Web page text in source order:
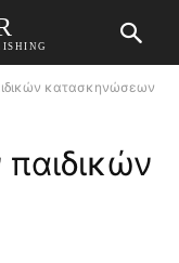
κατασκηνώσεων